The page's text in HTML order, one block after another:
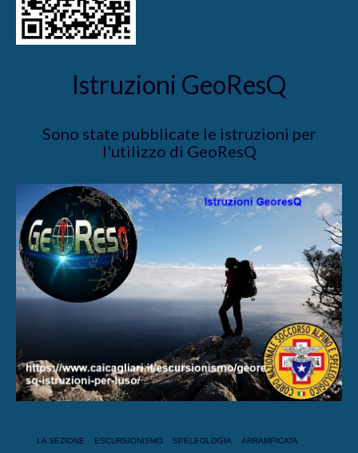
Istruzioni GeoResQ
Sono state pubblicate le istruzioni per
l'utilizzo di GeoResQ
LA SEZIONE ESCURSIONISMO SPELEOLOGIA ARRAMPICATA